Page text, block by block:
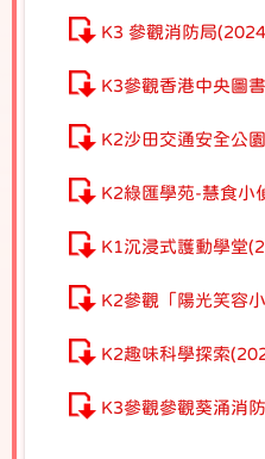
K3 參觀消防局
K3參觀香港中央圖
K2沙田交通安全公
K2綠匯學苑-慧食小
K1沉浸式護動學堂
K2參觀「陽光笑容
K2趣味科學探索
K3參觀參觀葵涌消